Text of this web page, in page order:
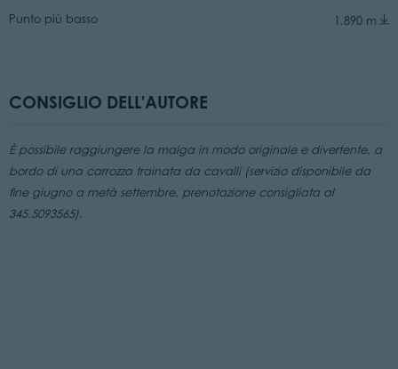
Punto più basso 1.890 m
CONSIGLIO DELL'AUTORE
È possibile raggiungere la malga in modo originale e divertente, a
bordo di una carrozza trainata da cavalli (servizio disponibile da
fine giugno a metà settembre, prenotazione consigliata al
345.5093565).